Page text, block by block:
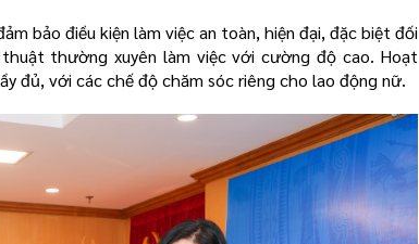
bảo điều kiện làm việc an toàn, hiện đại, đặc biệt đối
thường xuyên làm việc với cường độ cao. Hoạt
đủ, với các chế độ chăm sóc riêng cho lao động nữ.